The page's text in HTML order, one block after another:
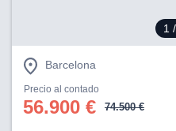
1
Barcelona
Precio al contado
56.900 € 74.500 €